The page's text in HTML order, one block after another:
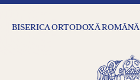
BISERICA ORTODOXĂ ROMÂNĂ